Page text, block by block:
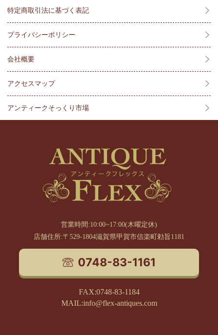
特定商取引法に基づく表記
プライバシーポリシー
会社概要
アクセスマップ
アンティークそっくり市場
営業時間:10:00~17:00(木曜定休)
店舗住所:〒529-1804滋賀県甲賀市信楽町勅旨1181
0748-83-1161
FAX:0748-83-1184
MAIL:info@flex-antiques.com